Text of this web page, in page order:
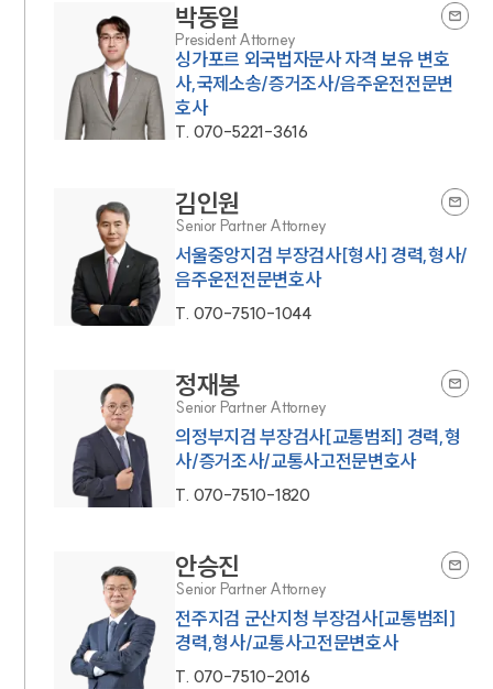
박동일
President Attorney
싱가포르 외국법자문사 자격 보유 변호
사,국제소송/증거조사/음주운전전문변
호사
T. 070-5221-3616
김인원
Senior Partner Attorney
서울중앙지검 부장검사[형사] 경력,형사/
음주운전전문변호사
T. 070-7510-1044
정재봉
Senior Partner Attorney
의정부지검 부장검사[교통범죄] 경력,형
사/증거조사/교통사고전문변호사
T. 070-7510-1820
안승진
Senior Partner Attorney
전주지검 군산지청 부장검사[교통범죄]
경력,형사/교통사고전문변호사
T. 070-7510-2016